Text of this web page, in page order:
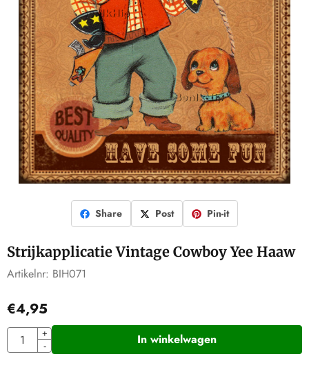
Share Post Pin-it
Strijkapplicatie Vintage Cowboy Yee Haaw
Artikelnr: BIH071
€4,95
Aantal
+
-
In winkelwagen